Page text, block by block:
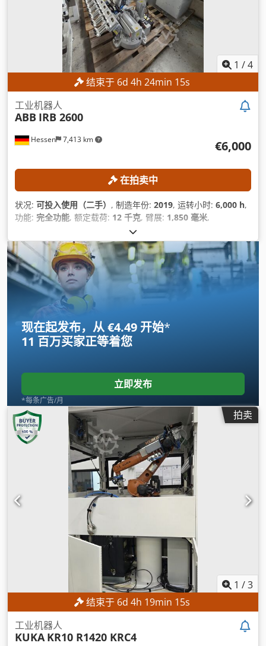
1 /4
结束于 6d 4h 24min 13s
Hessen 7,413 km
工业机器人
ABB IRB 2600
€6,000
在拍卖中
状况: 可投入使用（二手） , 制造年份: 2019, 运转小时: 6,000 h,
功能: 完全功能, 额定载荷: 12 千克, 臂展: 1,850 毫米,
现在起发布，从 €4.49 开始*
11 百万买家正等着您
立即发布
*每条广告/月
拍卖
1 /3
结束于 6d 4h 19min 13s
工业机器人
KUKA KR10 R1420 KRC4